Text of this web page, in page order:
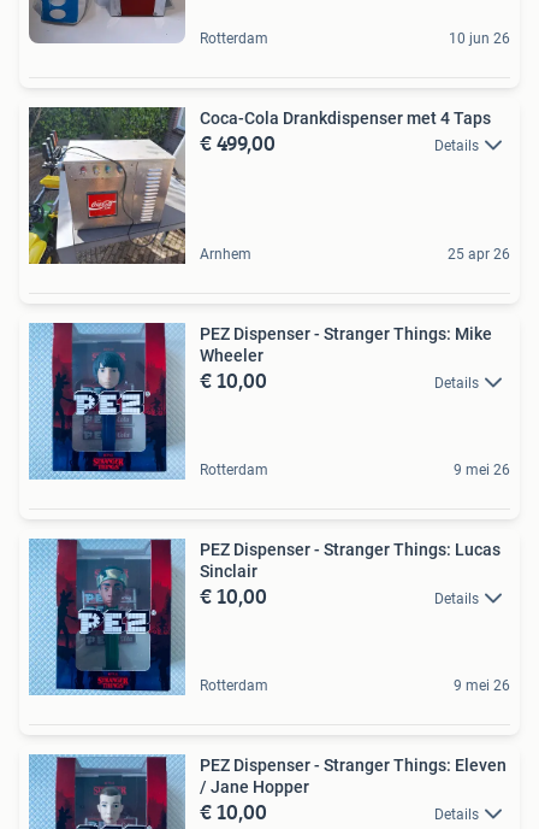
Rotterdam 10 jun 26
Coca-Cola Drankdispenser met 4 Taps
€ 499,00 Details
Arnhem 25 apr 26
PEZ Dispenser - Stranger Things: Mike
Wheeler
€ 10,00 Details
Rotterdam 9 mei 26
PEZ Dispenser - Stranger Things: Lucas
Sinclair
€ 10,00 Details
Rotterdam 9 mei 26
PEZ Dispenser - Stranger Things: Eleven
/ Jane Hopper
€ 10,00 Details